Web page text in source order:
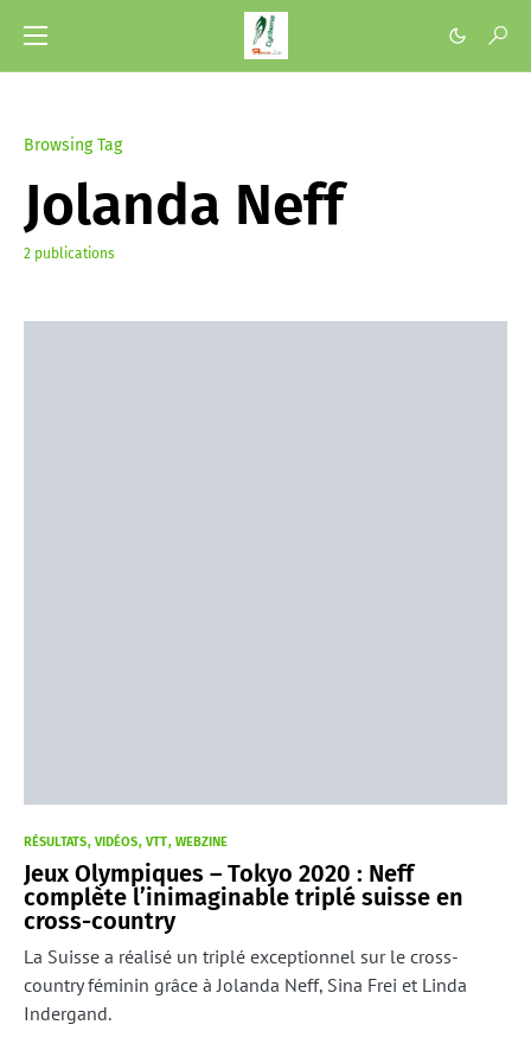
Browsing Tag
Jolanda Neff
2 publications
RÉSULTATS VIDÉOS VTT WEBZINE
Jeux Olympiques – Tokyo 2020 : Neff
complète l’inimaginable triplé suisse en
cross-country
La Suisse a réalisé un triplé exceptionnel sur le cross-
country féminin grâce à Jolanda Neff, Sina Frei et Linda
Indergand.